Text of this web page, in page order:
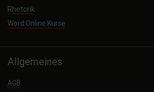
Rhetorik
Word Online Kurse
Allgemeines
AGB